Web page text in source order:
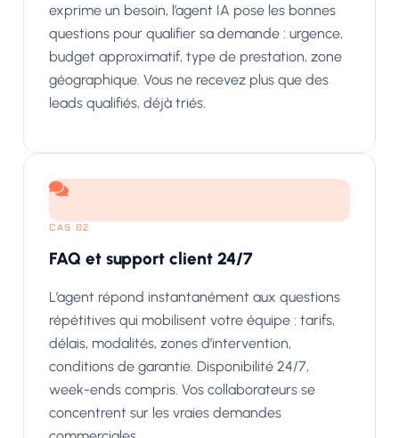
exprime un besoin, l’agent IA pose les bonnes
questions pour qualifier sa demande : urgence,
budget approximatif, type de prestation, zone
géographique. Vous ne recevez plus que des
leads qualifiés, déjà triés.
CAS 02
FAQ et support client 24/7
L’agent répond instantanément aux questions
répétitives qui mobilisent votre équipe : tarifs,
délais, modalités, zones d’intervention,
conditions de garantie. Disponibilité 24/7,
week-ends compris. Vos collaborateurs se
concentrent sur les vraies demandes